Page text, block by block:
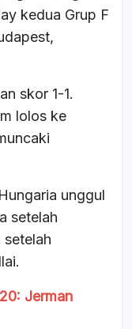
kedua Grup F
skor 1-1.
lolos ke
unggul
setelah
Jerman